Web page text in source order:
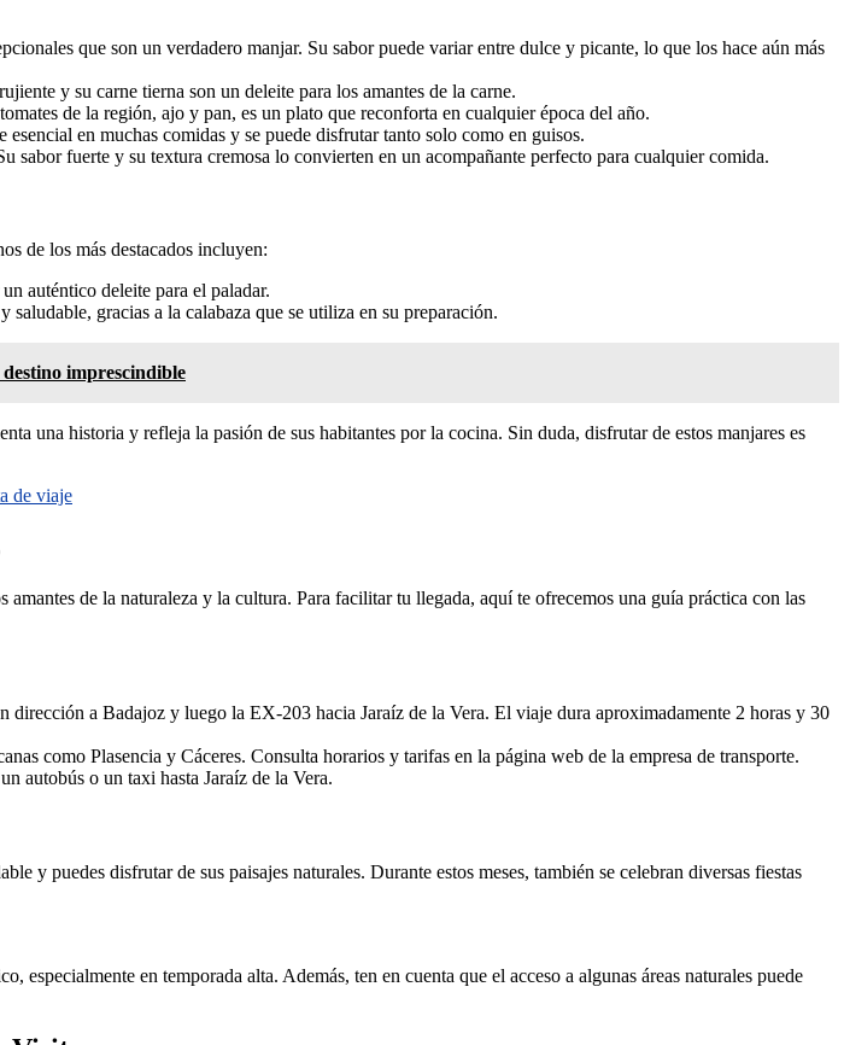
que son un verdadero manjar. Su sabor puede variar entre dulce y picante, lo que los hace aún más
y su carne tierna son un deleite para los amantes de la carne.
de la región, ajo y pan, es un plato que reconforta en cualquier época del año.
en muchas comidas y se puede disfrutar tanto solo como en guisos.
sabor fuerte y su textura cremosa lo convierten en un acompañante perfecto para cualquier comida.
de los más destacados incluyen:
auténtico deleite para el paladar.
gracias a la calabaza que se utiliza en su preparación.
destino imprescindible
una historia y refleja la pasión de sus habitantes por la cocina. Sin duda, disfrutar de estos manjares es
de viaje
de la naturaleza y la cultura. Para facilitar tu llegada, aquí te ofrecemos una guía práctica con las
a Badajoz y luego la EX-203 hacia Jaraíz de la Vera. El viaje dura aproximadamente 2 horas y 30
como Plasencia y Cáceres. Consulta horarios y tarifas en la página web de la empresa de transporte.
autobús o un taxi hasta Jaraíz de la Vera.
y puedes disfrutar de sus paisajes naturales. Durante estos meses, también se celebran diversas fiestas
especialmente en temporada alta. Además, ten en cuenta que el acceso a algunas áreas naturales puede